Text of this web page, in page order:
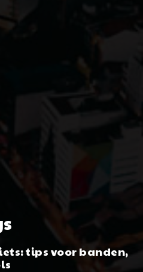
tips voor banden,